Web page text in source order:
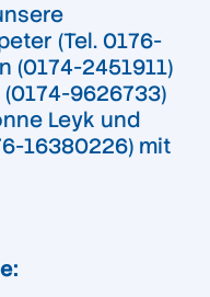
(Tel. 0176-
(0174-2451911)
9626733)
Leyk und
16380226) mit